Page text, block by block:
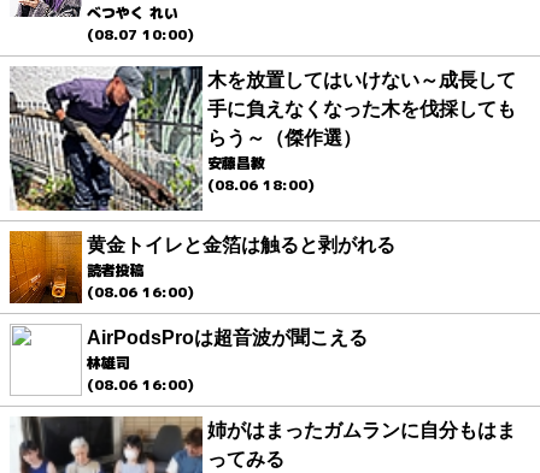
べつやく れい
(08.07 10:00)
木を放置してはいけない～成長して
手に負えなくなった木を伐採しても
らう～（傑作選）
安藤昌教
(08.06 18:00)
黄金トイレと金箔は触ると剥がれる
読者投稿
(08.06 16:00)
AirPodsProは超音波が聞こえる
林雄司
(08.06 16:00)
姉がはまったガムランに自分もはま
ってみる